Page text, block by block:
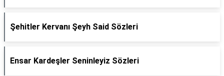
Şehitler Kervanı Şeyh Said Sözleri
Ensar Kardeşler Seninleyiz Sözleri